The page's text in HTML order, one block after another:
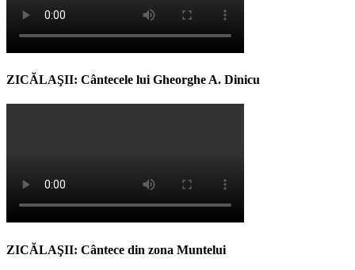
ZICĂLAŞII: Cântecele lui Gheorghe A. Dinicu
ZICĂLAŞII: Cântece din zona Muntelui